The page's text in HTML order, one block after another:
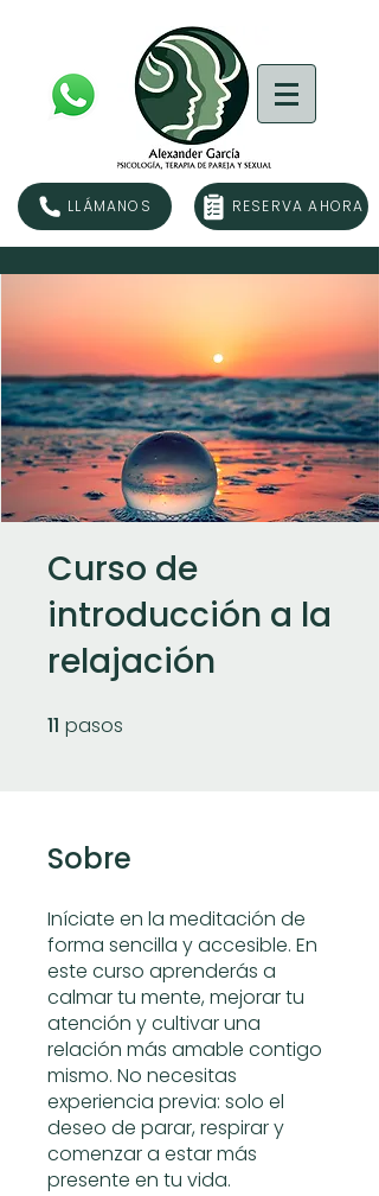
LLÁMANOS RESERVA AHORA
Curso de
introducción a la
relajación
11 pasos
Sobre
Iníciate en la meditación de
forma sencilla y accesible. En
este curso aprenderás a
calmar tu mente, mejorar tu
atención y cultivar una
relación más amable contigo
mismo. No necesitas
experiencia previa: solo el
deseo de parar, respirar y
comenzar a estar más
presente en tu vida.